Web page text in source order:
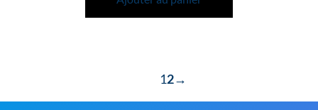
12→